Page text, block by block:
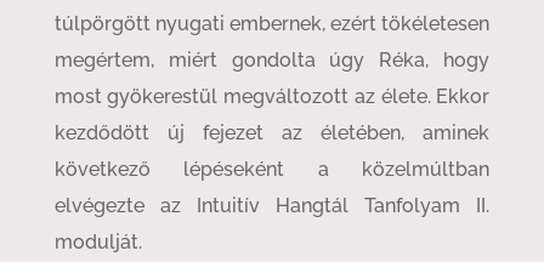
túlpörgött nyugati embernek, ezért tökéletesen
megértem, miért gondolta úgy Réka, hogy
most gyökerestül megváltozott az élete. Ekkor
kezdődött új fejezet az életében, aminek
következő lépéseként a közelmúltban
elvégezte az Intuitív Hangtál Tanfolyam II.
modulját.